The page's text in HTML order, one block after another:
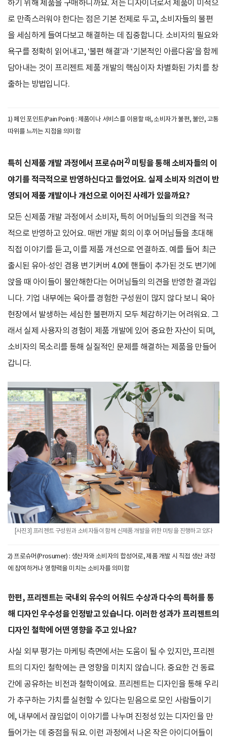
하기 위해 제품을 구매하니까요. 저는 디자이너로서 제품이 미적으
로 만족스러워야 한다는 점은 기본 전제로 두고, 소비자들의 불편
을 세심하게 들여다보고 해결하는 데 집중합니다. 소비자의 필요와
욕구를 정확히 읽어내고, ‘불편 해결’과 ‘기본적인 아름다움’을 함께
담아내는 것이 프리젠트 제품 개발의 핵심이자 차별화된 가치를 창
출하는 방법입니다.
1) 페인 포인트(Pain Point) : 제품이나 서비스를 이용할 때, 소비자가 불편, 불안, 고통
따위를 느끼는 지점을 의미함
특히 신제품 개발 과정에서 프로슈머 2) 미팅을 통해 소비자들의 이
야기를 적극적으로 반영하신다고 들었어요. 실제 소비자 의견이 반
영되어 제품 개발이나 개선으로 이어진 사례가 있을까요?
모든 신제품 개발 과정에서 소비자, 특히 어머님들의 의견을 적극
적으로 반영하고 있어요. 매번 개발 회의 이후 어머님들을 초대해
직접 이야기를 듣고, 이를 제품 개선으로 연결하죠. 예를 들어 최근
출시된 유아·성인 겸용 변기커버 4.0에 핸들이 추가된 것도 변기에
앉을 때 아이들이 불안해한다는 어머님들의 의견을 반영한 결과입
니다. 기업 내부에는 육아를 경험한 구성원이 많지 않다 보니 육아
현장에서 발생하는 세심한 불편까지 모두 체감하기는 어려워요. 그
래서 실제 사용자의 경험이 제품 개발에 있어 중요한 자산이 되며,
소비자의 목소리를 통해 실질적인 문제를 해결하는 제품을 만들어
갑니다.
[사진3] 프리젠트 구성원과 소비자들이 함께 신제품 개발을 위한 미팅을 진행하고 있다
2) 프로슈머(Prosumer) : 생산자와 소비자의 합성어로, 제품 개발 시 직접 생산 과정
에 참여하거나 영향력을 미치는 소비자를 의미함
한편, 프리젠트는 국내외 유수의 어워드 수상과 다수의 특허를 통
해 디자인 우수성을 인정받고 있습니다. 이러한 성과가 프리젠트의
디자인 철학에 어떤 영향을 주고 있나요?
사실 외부 평가는 마케팅 측면에서는 도움이 될 수 있지만, 프리젠
트의 디자인 철학에는 큰 영향을 미치지 않습니다. 중요한 건 동료
간에 공유하는 비전과 철학이에요. 프리젠트는 디자인을 통해 우리
가 추구하는 가치를 실현할 수 있다는 믿음으로 모인 사람들이기
에, 내부에서 끊임없이 이야기를 나누며 진정성 있는 디자인을 만
들어가는 데 중점을 둬요. 이런 과정에서 나온 작은 아이디어들이